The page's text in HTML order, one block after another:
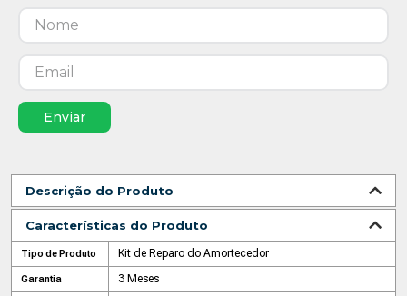
Enviar
Descrição do Produto
Características do Produto
Tipo de Produto Kit de Reparo do Amortecedor
Garantia 3 Meses